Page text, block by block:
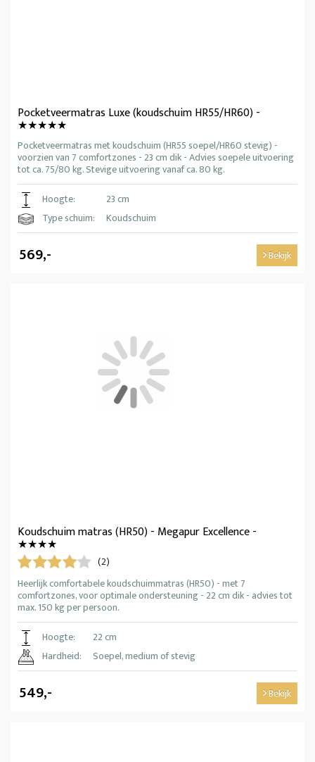
Pocketveermatras Luxe (koudschuim HR55/HR60) -
★★★★★
Pocketveermatras met koudschuim (HR55 soepel/HR60 stevig) -
voorzien van 7 comfortzones - 23 cm dik - Advies soepele uitvoering
tot ca. 75/80 kg. Stevige uitvoering vanaf ca. 80 kg.
Hoogte:
23 cm
Type schuim:
Koudschuim
569,- Bekijk
Koudschuim matras (HR50) - Megapur Excellence -
★★★★
(2)
Heerlijk comfortabele koudschuimmatras (HR50) - met 7
comfortzones, voor optimale ondersteuning - 22 cm dik - advies tot
max. 150 kg per persoon.
Hoogte:
22 cm
Hardheid:
Soepel, medium of stevig
549,- Bekijk